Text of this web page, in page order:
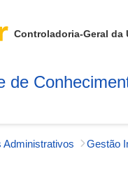
Controladoria-Geral da
de
Administrativos Gestão